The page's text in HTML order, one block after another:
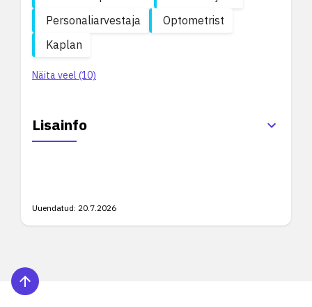
Personaliarvestaja
Optometrist
Kaplan
Näita veel (10)
Lisainfo
Uuendatud: 20.7.2026